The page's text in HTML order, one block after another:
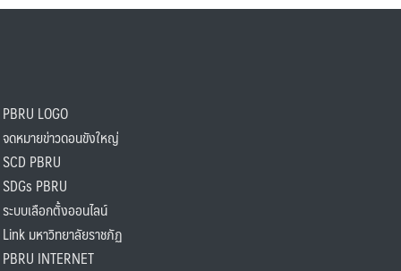
LOGO
หมายข่าวดอนขังใหญ่
PBRU
PBRU
บบเลือกตั้งออนไลน์
มหาวิทยาลัยราชภัฏ
INTERNET